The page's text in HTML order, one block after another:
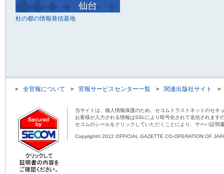
杜の都の情報発信基地
全官報について 官報サービスセンター一覧 関連出版社サイト
当サイトは、個人情報保護のため、セコムトラストネットのセキ
お客様が入力される情報はSSLにより暗号化されて送信されま
セコムのシールをクリックしていただくことにより、サーバ証明
Copyright© 2012 OFFICIAL GAZETTE CO-OPERATION OF